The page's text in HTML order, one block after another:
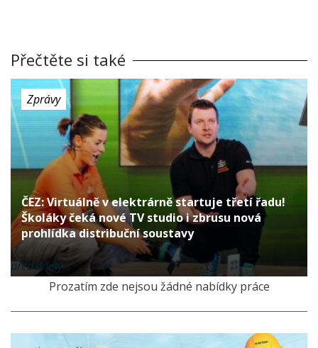
Přečtěte si také
Zprávy
ČEZ: Virtuálně v elektrárně startuje třetí řadu!
Školáky čeká nové TV studio i zbrusu nová
prohlídka distribuční soustavy
před 4 lety
Prozatím zde nejsou žádné nabídky práce